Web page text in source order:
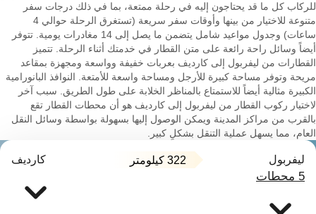
للركاب كل ما قد يحتاجون إليه في رحلة ممتعة، بما في ذلك درجات سفر
متنوعة للاختيار من بينها وأوقات سفر سريعة (تستغرق الرحلة حوالي 4
ساعات) وجدول مواعيد شامل يتضمن ما يصل إلى 14 مغادرات يومية. تتوفر
أيضاً وسائل راحة رائعة على متن القطار في خدمتك أثناء الرحلة. تتميز
القطارات من ليفربول إلى كارديف بعربات خفيفة وواسعة ومجهزة بمقاعد
مريحة وتوفر مساحة كبيرة للأرجل ومساحة واسعة للأمتعة. النوافذ البانورامية
الكبيرة مثالية أيضاً للاستمتاع بالمناظر الخلابة على طول الطريق. سبب آخر
لاختيار ركوب القطار من ليفربول إلى كارديف هو أن محطات القطار تقع
بالقرب من مراكز المدينة ويمكن الوصول إليها بسهولة بواسطة وسائل النقل
العام، مما يسهل عملية التنقل بشكلٍ كبير.
ليفربول 322 كيلومتر كارديف
5 محطات